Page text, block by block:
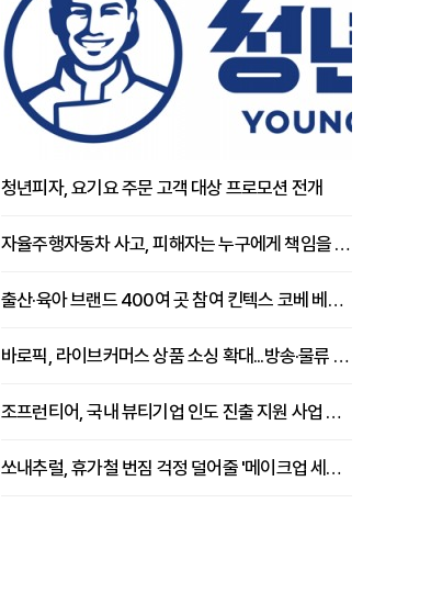
청년피자, 요기요 주문 고객 대상 프로모션 전개
자율주행자동차 사고, 피해자는 누구에게 책임을 물을 수 있을까
출산·육아 브랜드 400여 곳 참여 킨텍스 코베 베이비페어 개막
바로픽, 라이브커머스 상품 소싱 확대...방송·물류 원스톱 지원 강화
조프런티어, 국내 뷰티기업 인도 진출 지원 사업 추진
쏘내추럴, 휴가철 번짐 걱정 덜어줄 '메이크업 세팅 멀티 매직 실러' 제안